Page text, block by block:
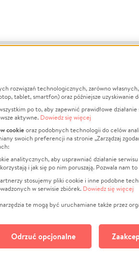
Informacje
Jak to działa?
Regulamin
Polityka Prywatności
Kontakt
Porównanie serwisów
Polityka plików cookie
Zarządzaj zgodami cookie
O
Za
Dla
Polski
rozwiązań technologicznych, zarówno
tablet, smartfon) oraz późniejsze uzyskiwanie
po to, aby zapewnić prawidłowe
aktywne. Dowiedz się więcej
cookieoraz podobnych technologii do celów
swoich preferencji na stronie „Zarządzaj
analitycznych, aby usprawniać działanie
i jak się po nim poruszają. Pozwala nam
stosujemy pliki cookie i inne podobne
w serwisie zbiórek. Dowiedz się więcej
te mogą być uruchamiane także przez
Odrzuć opcjonalne